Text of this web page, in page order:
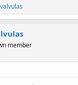
member